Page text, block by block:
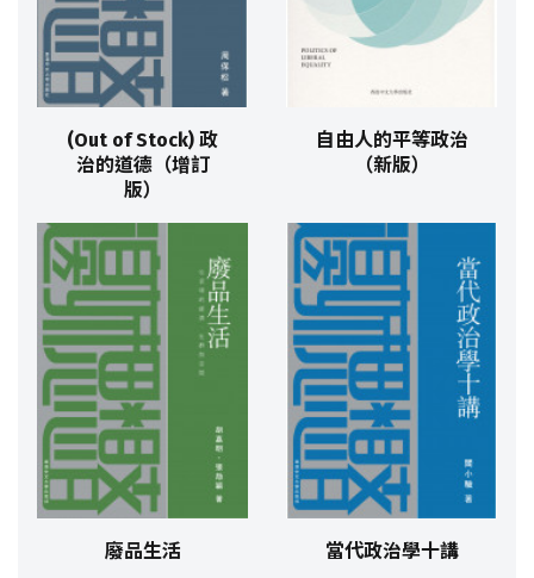
(Out of Stock) 政
治的道德（增訂
版）
自由人的平等政治
（新版）
廢品生活 當代政治學十講